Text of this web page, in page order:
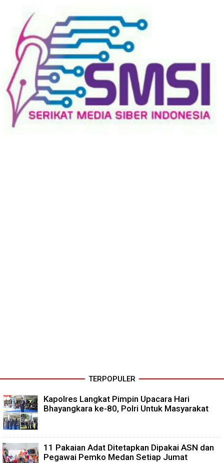
TERPOPULER
Kapolres Langkat Pimpin Upacara Hari
Bhayangkara ke-80, Polri Untuk Masyarakat
11 Pakaian Adat Ditetapkan Dipakai ASN dan
Pegawai Pemko Medan Setiap Jumat